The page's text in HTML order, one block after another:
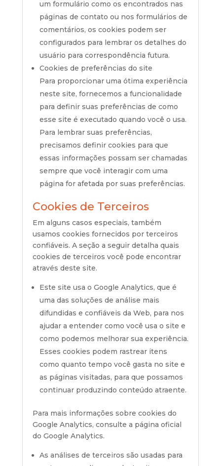
um formulário como os encontrados nas
páginas de contato ou nos formulários de
comentários, os cookies podem ser
configurados para lembrar os detalhes do
usuário para correspondência futura.
Cookies de preferências do site
Para proporcionar uma ótima experiência
neste site, fornecemos a funcionalidade
para definir suas preferências de como
esse site é executado quando você o usa.
Para lembrar suas preferências,
precisamos definir cookies para que
essas informações possam ser chamadas
sempre que você interagir com uma
página for afetada por suas preferências.
Cookies de Terceiros
Em alguns casos especiais, também
usamos cookies fornecidos por terceiros
confiáveis. A seção a seguir detalha quais
cookies de terceiros você pode encontrar
através deste site.
Este site usa o Google Analytics, que é
uma das soluções de análise mais
difundidas e confiáveis ​​da Web, para nos
ajudar a entender como você usa o site e
como podemos melhorar sua experiência.
Esses cookies podem rastrear itens
como quanto tempo você gasta no site e
as páginas visitadas, para que possamos
continuar produzindo conteúdo atraente.
Para mais informações sobre cookies do
Google Analytics, consulte a página oficial
do Google Analytics.
As análises de terceiros são usadas para